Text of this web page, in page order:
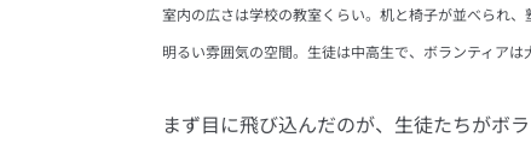
室内の広さは学校の教室くらい。机と椅子が並べられ
明るい雰囲気の空間。生徒は中高生で、ボランティア
まず目に飛び込んだのが、生徒たちがボ